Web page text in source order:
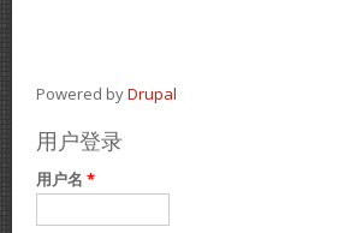
Powered byDrupal
用户登录
用户名 *